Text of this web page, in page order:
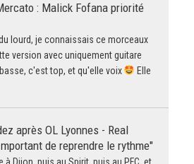
: Malick Fofana priorité
lourd, je connaissais ce morceaux
version avec uniquement guitare
c'est top, et qu'elle voix
Elle
après OL Lyonnes - Real
de reprendre le rythme"